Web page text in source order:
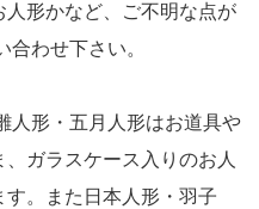
形かなど、ご不明な点が
合わせ下さい。
人形・五月人形はお道具や
ガラスケース入りのお人
。また日本人形・羽子